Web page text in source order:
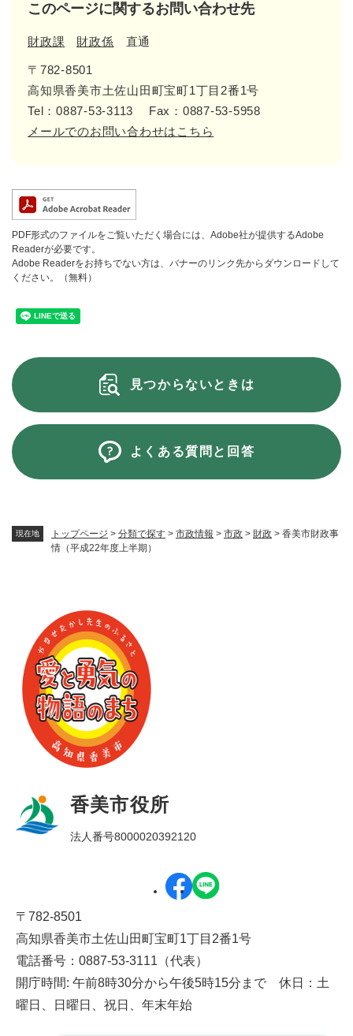
現在地 トップページ > 分類で探す > 市政情報 > 市政 > 財政 > 香美市財政事
情（平成22年度上半期）
このページに関するお問い合わせ先
財政課 財政係 直通
〒782-8501
高知県香美市土佐山田町宝町1丁目2番1号
Tel：0887-53-3113
Fax：0887-53-5958
メールでのお問い合わせはこちら
PDF形式のファイルをご覧いただく場合には、Adobe社が提供するAdobe
Readerが必要です。
Adobe Readerをお持ちでない方は、バナーのリンク先からダウンロードして
ください。（無料）
見つからないときは
よくある質問と回答
香美市役所
法人番号8000020392120
〒782-8501
高知県香美市土佐山田町宝町1丁目2番1号
電話番号：0887-53-3111（代表）
開庁時間: 午前8時30分から午後5時15分まで 休日：土
曜日、日曜日、祝日、年末年始